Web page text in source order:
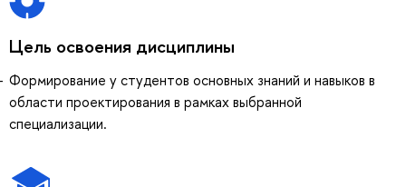
Цель освоения дисциплины
Формирование у студентов основных знаний и навыков в
области проектирования в рамках выбранной
специализации.